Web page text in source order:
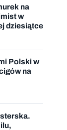
na
w
dziesiątce
Polski w
na